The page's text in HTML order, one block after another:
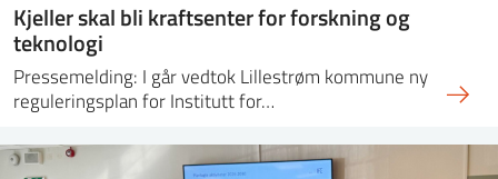
Kjeller skal bli kraftsenter for forskning og
teknologi
Pressemelding: I går vedtok Lillestrøm kommune ny
reguleringsplan for Institutt for…